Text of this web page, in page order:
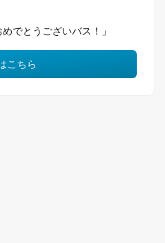
でとうございバス！」
こちら